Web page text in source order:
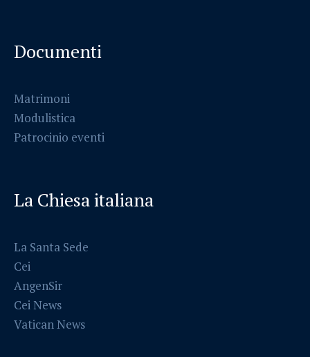
Documenti
Matrimoni
Modulistica
Patrocinio eventi
La Chiesa italiana
La Santa Sede
Cei
AngenSir
Cei News
Vatican News